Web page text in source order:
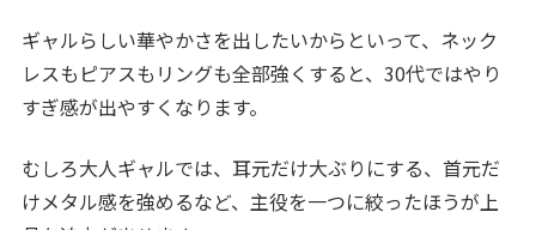
ギャルらしい華やかさを出したいからといって、ネック
レスもピアスもリングも全部強くすると、30代ではやり
すぎ感が出やすくなります。
むしろ大人ギャルでは、耳元だけ大ぶりにする、首元だ
けメタル感を強めるなど、主役を一つに絞ったほうが上